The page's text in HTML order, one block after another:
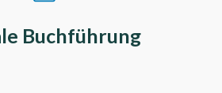
Buchführung